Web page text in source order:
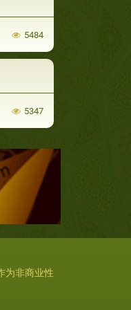
5484
5347
为非商业性